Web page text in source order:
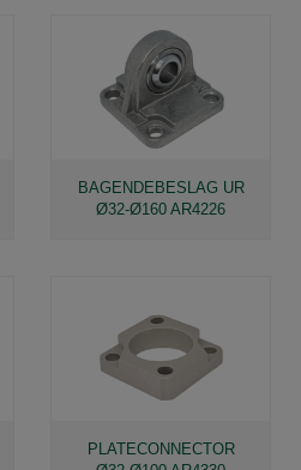
BAGENDEBESLAG UR
Ø32-Ø160 AR4226
PLATECONNECTOR